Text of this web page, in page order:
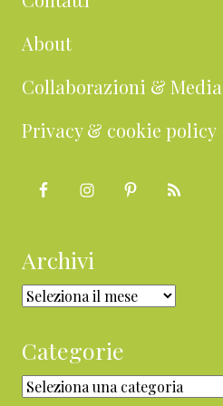
About
Collaborazioni &
Privacy & cookie policy
Archivi
Archivi
Categorie
Categorie